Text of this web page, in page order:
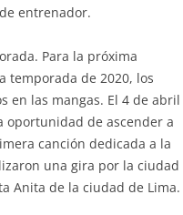
entrenador.
Para la próxima
temporada de 2020, los
en las mangas. El 4 de abril
oportunidad de ascender a
canción dedicada a la
una gira por la ciudad
Anita de la ciudad de Lima.